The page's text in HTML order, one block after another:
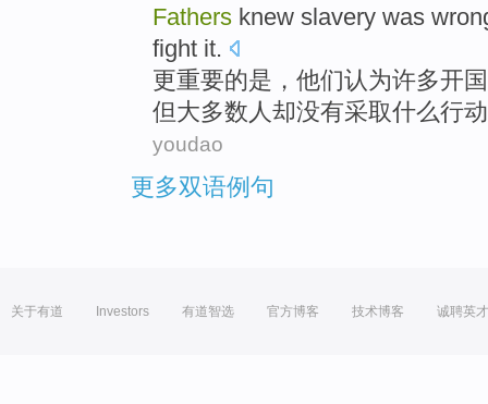
Fathers knew slavery was
fight it.
更重要的是 ， 他们认为许多开国
但大多数 人却没有采取什么行动
youdao
更多双语例句
关于有道 Investors 有道智选 官方博客 技术博客 诚聘英才